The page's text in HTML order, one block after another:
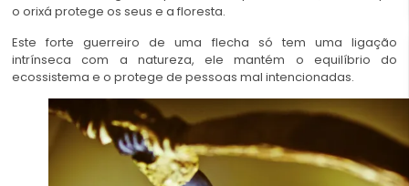
o orixá protege os seus e a floresta.
Este forte guerreiro de uma flecha só tem uma ligação
intrínseca com a natureza, ele mantém o equilíbrio do
ecossistema e o protege de pessoas mal intencionadas.